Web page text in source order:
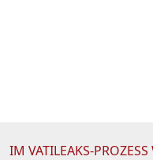
IM VATILEAKS-